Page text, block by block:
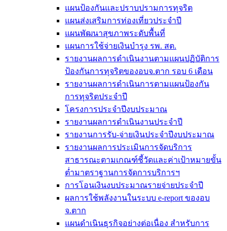
แผนป้องกันและปราบปรามการทุจริต
แผนส่งเสริมการท่องเที่ยวประจำปี
แผนพัฒนาสุขภาพระดับพื้นที่
แผนการใช้จ่ายเงินบำรุง รพ. สต.
รายงานผลการดำเนินงานตามแผนปฏิบัติการ
ป้องกันการทุจริตของอบจ.ตาก รอบ 6 เดือน
รายงานผลการดำเนินการตามแผนป้องกัน
การทุจริตประจำปี
โครงการประจำปีงบประมาณ
รายงานผลการดำเนินงานประจำปี
รายงานการรับ-จ่ายเงินประจำปีงบประมาณ
รายงานผลการประเมินการจัดบริการ
สาธารณะตามเกณฑ์ชี้วัดและค่าเป้าหมายขั้น
ต่ำมาตราฐานการจัดการบริการฯ
การโอนเงินงบประมาณรายจ่ายประจำปี
ผลการใช้พลังงานในระบบ e-report ของอบ
จ.ตาก
แผนดำเนินธุรกิจอย่างต่อเนื่อง สำหรับการ